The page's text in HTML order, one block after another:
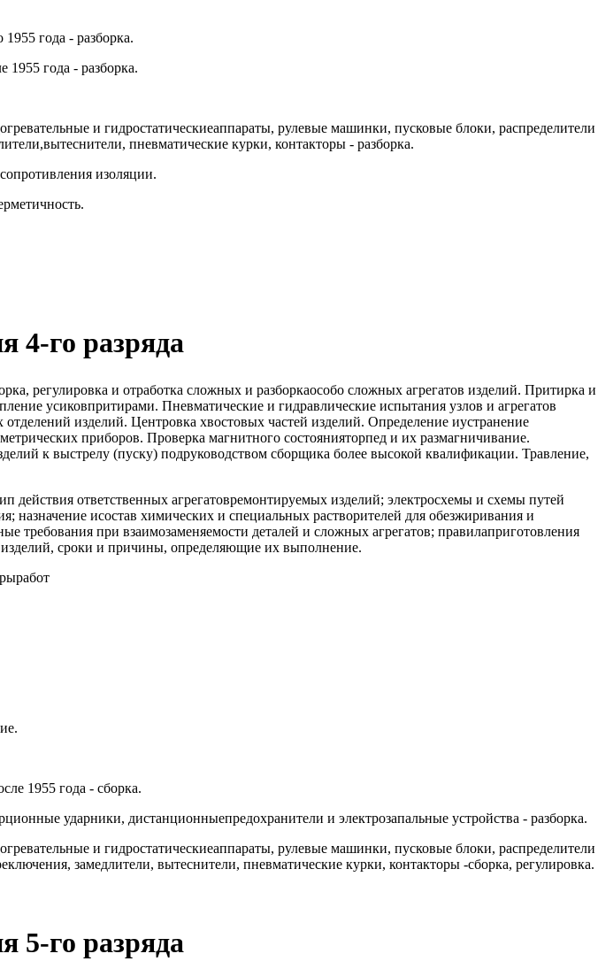
года - разборка.
1955 года - разборка.
и гидростатическиеаппараты, рулевые машинки, пусковые блоки, распределители
пневматические курки, контакторы - разборка.
изоляции.
4-го разряда
регулировка и отработка сложных и разборкаособо сложных агрегатов изделий. Притирка и
усиковпритирами. Пневматические и гидравлические испытания узлов и агрегатов
изделий. Центровка хвостовых частей изделий. Определение иустранение
приборов. Проверка магнитного состоянияторпед и их размагничивание.
к выстрелу (пуску) подруководством сборщика более высокой квалификации. Травление,
действия ответственных агрегатовремонтируемых изделий; электросхемы и схемы путей
исостав химических и специальных растворителей для обезжиривания и
требования при взаимозаменяемости деталей и сложных агрегатов; правилаприготовления
сроки и причины, определяющие их выполнение.
1955 года - сборка.
ударники, дистанционныепредохранители и электрозапальные устройства - разборка.
и гидростатическиеаппараты, рулевые машинки, пусковые блоки, распределители
замедлители, вытеснители, пневматические курки, контакторы -сборка, регулировка.
5-го разряда